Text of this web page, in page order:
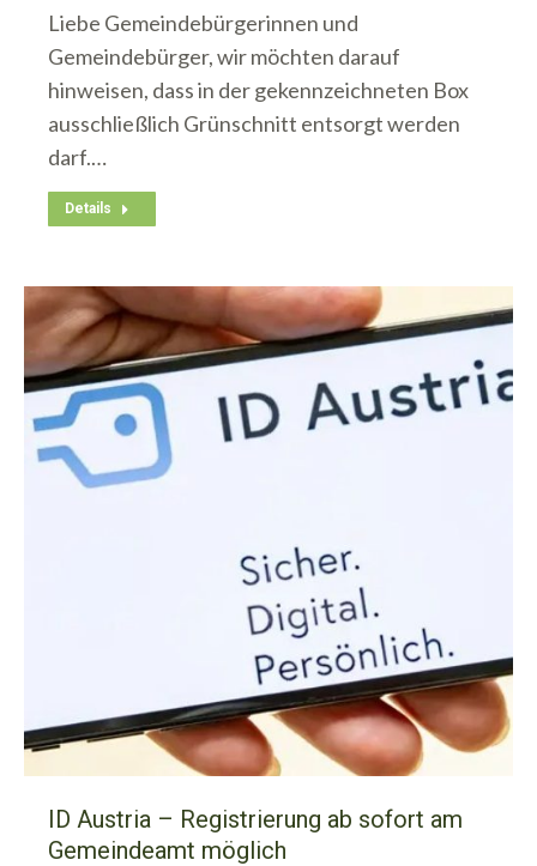
Liebe Gemeindebürgerinnen und
Gemeindebürger, wir möchten darauf
hinweisen, dass in der gekennzeichneten Box
ausschließlich Grünschnitt entsorgt werden
darf.…
Details
ID Austria – Registrierung ab sofort am
Gemeindeamt möglich